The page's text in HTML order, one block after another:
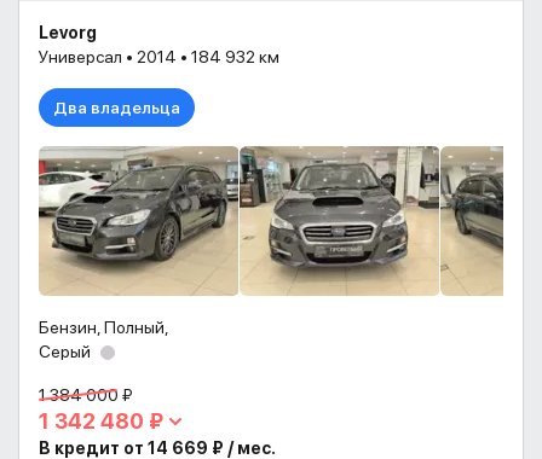
Levorg
Универсал • 2014 • 184 932 км
Два владельца
Бензин, Полный,
Серый
1 384 000 ₽
1 342 480 ₽
В кредит от 14 669 ₽ / мес.